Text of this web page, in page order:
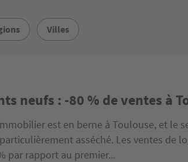
Villes
neufs : -80 % de ventes à
est en berne à Toulouse, et le
asséché. Les ventes de
par rapport au premier...